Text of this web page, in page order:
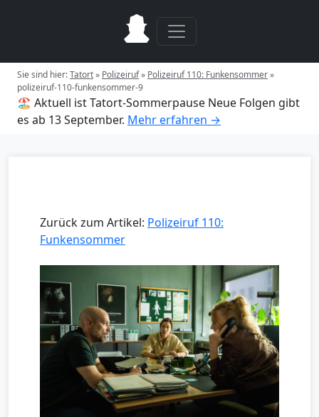
Sie sind hier:Tatort» Polizeiruf» Polizeiruf 110: Funkensommer»
polizeiruf-110-funkensommer-9
🏖️ Aktuell ist Tatort-Sommerpause Neue Folgen gibt
es ab 13 September. Mehr erfahren →
Zurück zum Artikel: Polizeiruf 110:
Funkensommer